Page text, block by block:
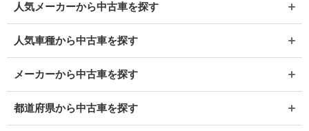
人気メーカーから中古車を探す
人気車種から中古車を探す
メーカーから中古車を探す
都道府県から中古車を探す